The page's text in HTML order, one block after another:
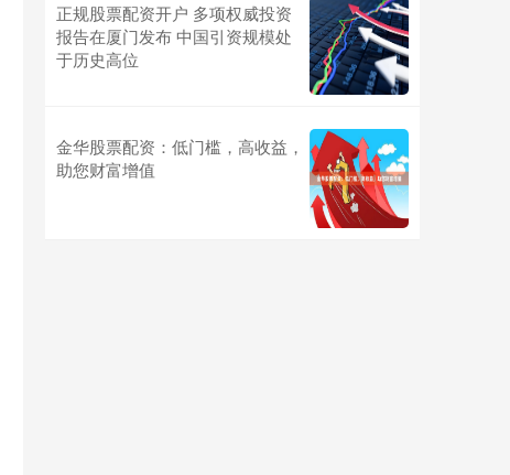
正规股票配资开户 多项权威投资
报告在厦门发布 中国引资规模处
于历史高位
金华股票配资：低门槛，高收益，
助您财富增值